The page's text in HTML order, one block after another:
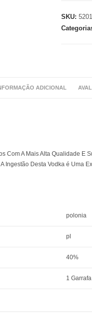
SKU:
ADICIONAL
Com A Mais Alta Qualidade E
Ingestão Desta Vodka é Uma
polonia
pl
40%
1